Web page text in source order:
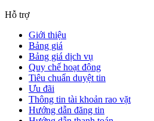
Hỗ trợ
Giới thiệu
Bảng giá
Bảng giá dịch vụ
Quy chế hoạt động
Tiêu chuẩn duyệt tin
Ưu đãi
Thông tin tài khoản rao vặt
Hướng dẫn đăng tin